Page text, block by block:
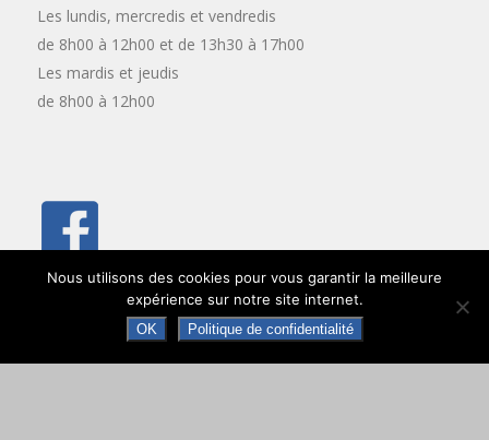
Les lundis, mercredis et vendredis
de 8h00 à 12h00 et de 13h30 à 17h00
Les mardis et jeudis
de 8h00 à 12h00
Nous utilisons des cookies pour vous garantir la meilleure
expérience sur notre site internet.
OK Politique de confidentialité